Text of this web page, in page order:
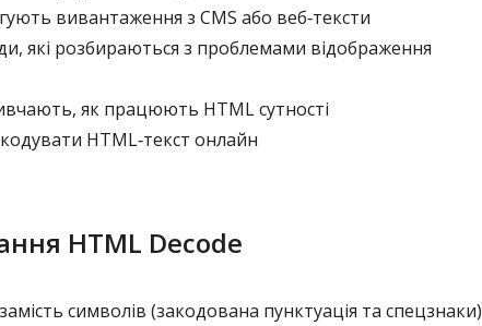
вивантаження з CMS або веб‑тексти
які розбираються з проблемами відображення
як працюють HTML сутності
HTML‑текст онлайн
HTML Decode
символів (закодована пунктуація та спецзнаки)